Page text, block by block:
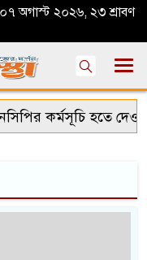
অগাস্ট ২০২৬, ২৩ শ্রাবণ
কর্মসূচি হতে